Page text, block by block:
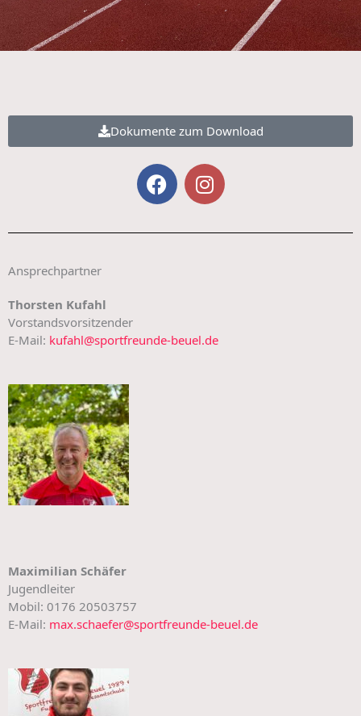
Dokumente zum Download
F
a
c
e
I
n
s
t
m
Ansprechpartner
Thorsten Kufahl
Vorstandsvorsitzender
E-Mail: kufahl@sportfreunde-beuel.de
Maximilian Schäfer
Jugendleiter
Mobil: 0176 20503757
E-Mail: max.schaefer@sportfreunde-beuel.de